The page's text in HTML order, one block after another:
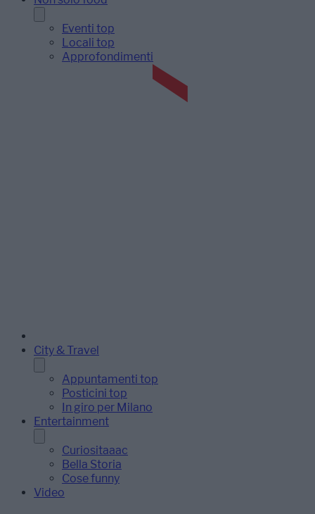
Eventi top
Locali top
Approfondimenti
City & Travel
Appuntamenti top
Posticini top
In giro per Milano
Entertainment
Curiositaaac
Bella Storia
Cose funny
Video